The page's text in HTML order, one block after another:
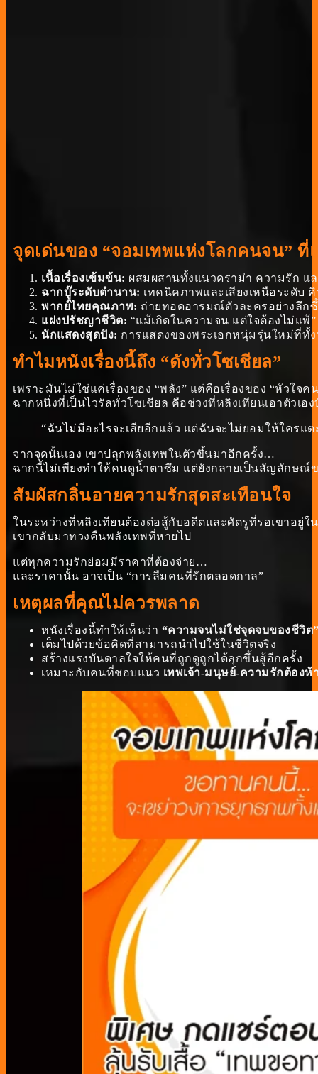
จุดเด่นของ “จอมเทพแห่งโลกคนจน”
เนื้อเรื่องเข้มข้น: ผสมผสานทั้งแนวดราม่า ความรัก แ
ฉากบู๊ระดับตำนาน: เทคนิคภาพและเสียงเหนือระดับ
พากย์ไทยคุณภาพ: ถ่ายทอดอารมณ์ตัวละครอย่างลึก
แฝงปรัชญาชีวิต: “แม้เกิดในความจน แต่ใจต้องไม่แพ้
นักแสดงสุดปัง: การแสดงของพระเอกหนุ่มรุ่นใหม่ที่ทั้
ทำไมหนังเรื่องนี้ถึง “ดังทั่วโซเชียล”
เพราะมันไม่ใช่แค่เรื่องของ “พลัง” แต่คือเรื่องของ “หัวใจค
ฉากหนึ่งที่เป็นไวรัลทั่วโซเชียล คือช่วงที่หลิงเทียนเอาตัวเ
“ฉันไม่มีอะไรจะเสียอีกแล้ว แต่ฉันจะไม่ยอมให้ใครแต
จากจุดนั้นเอง เขาปลุกพลังเทพในตัวขึ้นมาอีกครั้ง…
ฉากนี้ไม่เพียงทำให้คนดูน้ำตาซึม แต่ยังกลายเป็นสัญลักษณ์
สัมผัสกลิ่นอายความรักสุดสะเทือนใจ
ในระหว่างที่หลิงเทียนต้องต่อสู้กับอดีตและศัตรูที่รอเขาอยู่
เขากลับมาทวงคืนพลังเทพที่หายไป
แต่ทุกความรักย่อมมีราคาที่ต้องจ่าย…
และราคานั้น อาจเป็น “การลืมคนที่รักตลอดกาล”
เหตุผลที่คุณไม่ควรพลาด
หนังเรื่องนี้ทำให้เห็นว่า “ความจนไม่ใช่จุดจบของชีวิต
เต็มไปด้วยข้อคิดที่สามารถนำไปใช้ในชีวิตจริง
สร้างแรงบันดาลใจให้คนที่ถูกดูถูกได้ลุกขึ้นสู้อีกครั้ง
เหมาะกับคนที่ชอบแนว เทพเจ้า-มนุษย์-ความรักต้องห้